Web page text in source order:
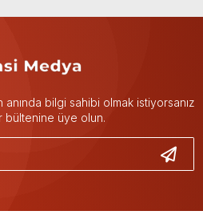
bilgi sahibi olmak istiyorsanız
bültenine üye olun.